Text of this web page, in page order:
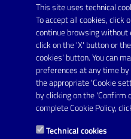
This site uses technical
To accept all cookies, click
continue browsing without
click on the 'X' button or
cookies' button. You can
preferences at any time
the appropriate 'Cookie
by clicking on the 'Confirm
complete Cookie Policy,
Technical cookies
URP - Ufficio Relazioni con il
FOLLOW US ON
Youtube
Link utili
Informativa privacy